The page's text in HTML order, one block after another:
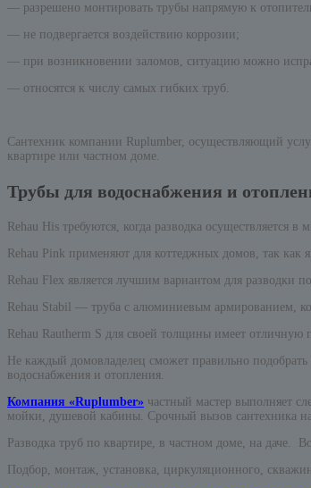
— разрешено монтировать трубы напрямую к
— не подвергается воздействию коррозии;
— при возникновении заломов, ситуацию можно
— относятся к числу самых гибких труб.
Сантехник компании Ruplumber, осуществляющий
квартире или частном доме.
Трубы для водоснабжения и
Rehau His требуются, когда разводка осуществляется
Rehau Pink применяют для коттеджных домов, так как
Rehau Flex является лучшим вариантом для разводки
Rehau Stabil — труба с алюминиевым армированием,
Rehau Rautherm S для своей толщины имеет отличную
Не каждый домовладелец сможет правильно
водоснабжения и отопления.
Компания «Ruplumber» частный мастер выполняет
мойки, душевой кабины. Срочный вызов сантехника
Разводка труб по квартире, в частном доме, на даче.
Подбор, монтаж, установка, циркуляционного,